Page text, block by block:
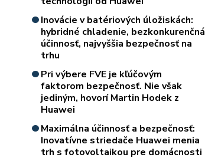
Inovácie v batériových úložiskách:
hybridné chladenie, bezkonkurenčná
účinnosť, najvyššia bezpečnosť na
trhu
Pri výbere FVE je kľúčovým
faktorom bezpečnosť. Nie však
jediným, hovorí Martin Hodek z
Huawei
Maximálna účinnosť a bezpečnosť:
Inovatívne striedače Huawei menia
trh s fotovoltaikou pre domácnosti